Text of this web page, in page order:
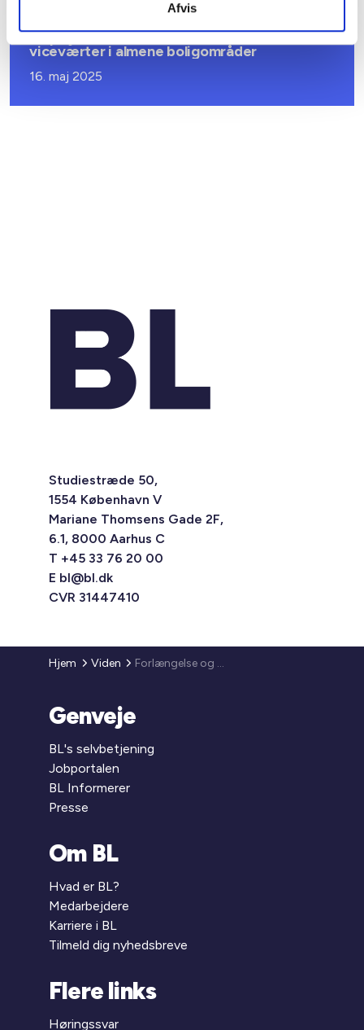
Afvis
To puljer med fælles formål: Sociale
viceværter i almene boligområder
16. maj 2025
Studiestræde 50,
1554 København V
Mariane Thomsens Gade 2F,
6.1, 8000 Aarhus C
T +45 33 76 20 00
E bl@bl.dk
CVR 31447410
Hjem Viden Forlængelse og ændring af forsamlingsforbud – og nye og skærpede restriktioner på grund af coronasmitte
Genveje
BL's selvbetjening
Jobportalen
BL Informerer
Presse
Om BL
Hvad er BL?
Medarbejdere
Karriere i BL
Tilmeld dig nyhedsbreve
Flere links
Høringssvar